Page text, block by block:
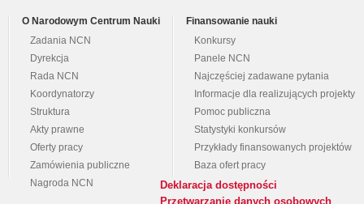
O Narodowym Centrum Nauki
Zadania NCN
Dyrekcja
Rada NCN
Koordynatorzy
Struktura
Akty prawne
Oferty pracy
Zamówienia publiczne
Nagroda NCN
Finansowanie nauki
Konkursy
Panele NCN
Najczęściej zadawane pytania
Informacje dla realizujących projekty
Pomoc publiczna
Statystyki konkursów
Przykłady finansowanych projektów
Baza ofert pracy
Deklaracja dostępności
Przetwarzanie danych osobowych